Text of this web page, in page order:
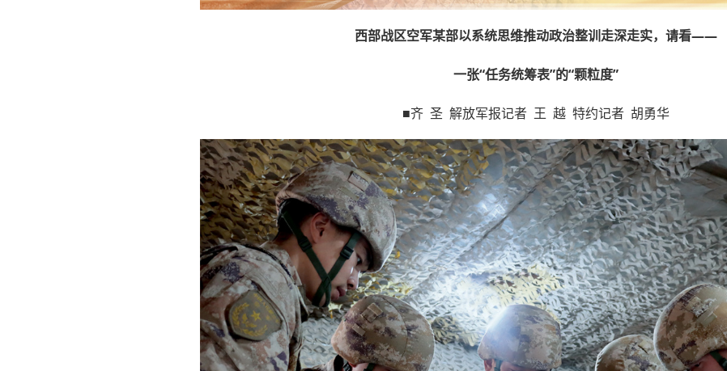
西部战区空军某部以系统思维推动政治整训走深走实，请看——
一张“任务统筹表”的“颗粒度”
■齐 圣 解放军报记者 王 越 特约记者 胡勇华